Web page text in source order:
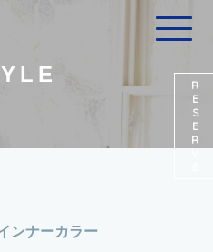
RESERVE
ンナーカラー